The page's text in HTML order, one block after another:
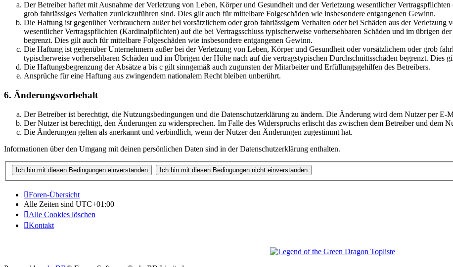
Der Betreiber haftet mit Ausnahme der Verletzung von Leben, Körper und Gesundheit und der Verletzung wesentlicher
grob fahrlässiges Verhalten zurückzuführen sind. Dies gilt auch für mittelbare Folgeschäden wie insbesondere entgangenen Gewinn.
Die Haftung ist gegenüber Verbrauchern außer bei vorsätzlichem oder grob fahrlässigem Verhalten oder bei Schäden aus der
wesentlicher Vertragspflichten (Kardinalpflichten) auf die bei Vertragsschluss typischerweise vorhersehbaren Schäden und im übrigen
begrenzt. Dies gilt auch für mittelbare Folgeschäden wie insbesondere entgangenen Gewinn.
Die Haftung ist gegenüber Unternehmern außer bei der Verletzung von Leben, Körper und Gesundheit oder vorsätzlichem oder grob
typischerweise vorhersehbaren Schäden und im Übrigen der Höhe nach auf die vertragstypischen Durchschnittsschäden begrenzt. Dies
Die Haftungsbegrenzung der Absätze a bis c gilt sinngemäß auch zugunsten der Mitarbeiter und Erfüllungsgehilfen des Betreibers.
Ansprüche für eine Haftung aus zwingendem nationalem Recht bleiben unberührt.
6. Änderungsvorbehalt
Der Betreiber ist berechtigt, die Nutzungsbedingungen und die Datenschutzerklärung zu ändern. Die Änderung wird dem Nutzer per E-
Der Nutzer ist berechtigt, den Änderungen zu widersprechen. Im Falle des Widerspruchs erlischt das zwischen dem Betreiber und dem
Die Änderungen gelten als anerkannt und verbindlich, wenn der Nutzer den Änderungen zugestimmt hat.
Informationen über den Umgang mit deinen persönlichen Daten sind in der Datenschutzerklärung enthalten.
Foren-Übersicht
Alle Zeiten sind UTC+01:00
Alle Cookies löschen
Kontakt